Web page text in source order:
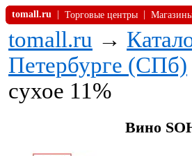
tomall.ru Торговые центры
tomall.ru →
Петербурге (СПб)
сухое 11%
Вино